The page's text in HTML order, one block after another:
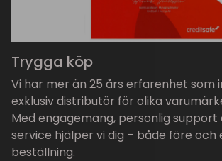
Trygga köp
Vi har mer än 25 års erfarenhet som
exklusiv distributör för olika
Med engagemang, personlig support
service hjälper vi dig – både före och
beställning.